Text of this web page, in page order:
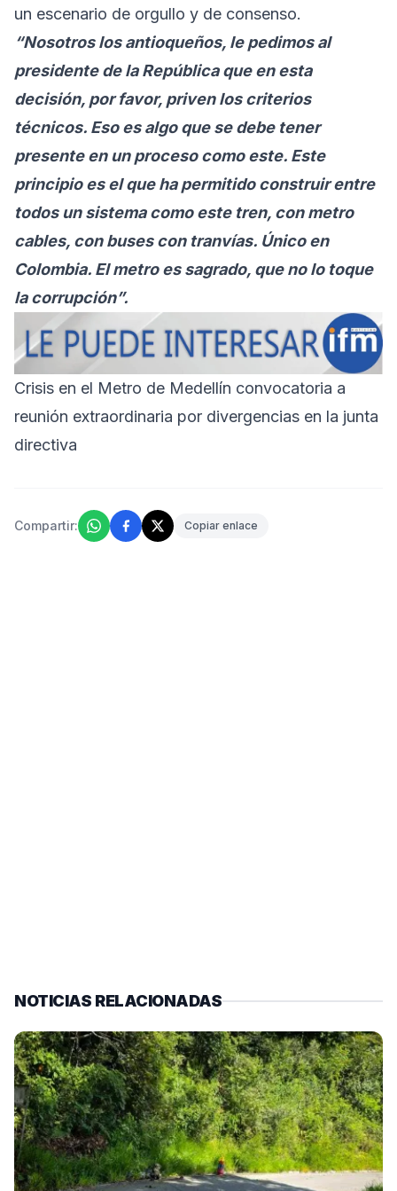
un escenario de orgullo y de consenso.
“Nosotros los antioqueños, le pedimos al
presidente de la República que en esta
decisión, por favor, priven los criterios
técnicos. Eso es algo que se debe tener
presente en un proceso como este. Este
principio es el que ha permitido construir entre
todos un sistema como este tren, con metro
cables, con buses con tranvías. Único en
Colombia. El metro es sagrado, que no lo toque
la corrupción”.
Crisis en el Metro de Medellín convocatoria a
reunión extraordinaria por divergencias en la junta
directiva
Compartir: Copiar enlace
NOTICIAS RELACIONADAS